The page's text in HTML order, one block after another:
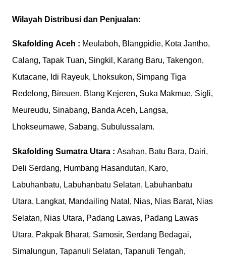
Wilayah Distribusi dan Penjualan:
Skafolding Aceh : Meulaboh, Blangpidie, Kota Jantho,
Calang, Tapak Tuan, Singkil, Karang Baru, Takengon,
Kutacane, Idi Rayeuk, Lhoksukon, Simpang Tiga
Redelong, Bireuen, Blang Kejeren, Suka Makmue, Sigli,
Meureudu, Sinabang, Banda Aceh, Langsa,
Lhokseumawe, Sabang, Subulussalam.
Skafolding Sumatra Utara : Asahan, Batu Bara, Dairi,
Deli Serdang, Humbang Hasandutan, Karo,
Labuhanbatu, Labuhanbatu Selatan, Labuhanbatu
Utara, Langkat, Mandailing Natal, Nias, Nias Barat, Nias
Selatan, Nias Utara, Padang Lawas, Padang Lawas
Utara, Pakpak Bharat, Samosir, Serdang Bedagai,
Simalungun, Tapanuli Selatan, Tapanuli Tengah,